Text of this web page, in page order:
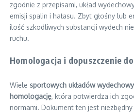
zgodnie z przepisami, układ
emisji spalin i hałasu. Zbyt głośny lub
ilość szkodliwych substancji wydech
ruchu.
Homologacja i dopuszczenie
Wiele sportowych układów
homologację, która potwierdza ich
normami. Dokument ten jest